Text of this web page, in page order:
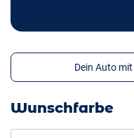
Dein Auto mit
Wunschfarbe